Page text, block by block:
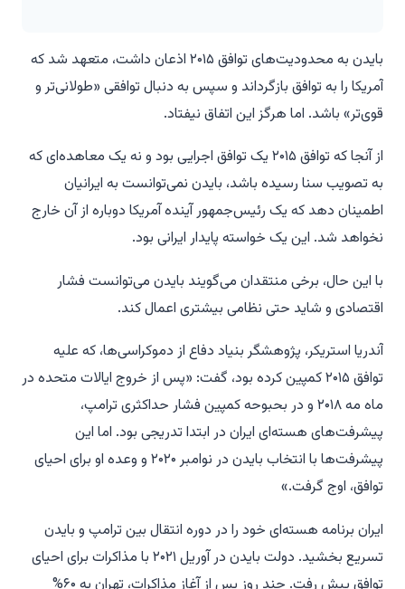
بایدن به محدودیت‌های توافق ۲۰۱۵ اذعان داشت، متعهد شد که
آمریکا را به توافق بازگرداند و سپس به دنبال توافقی «طولانی‌تر و
قوی‌تر» باشد. اما هرگز این اتفاق نیفتاد.
از آنجا که توافق ۲۰۱۵ یک توافق اجرایی بود و نه یک معاهده‌ای که
به تصویب سنا رسیده باشد، بایدن نمی‌توانست به ایرانیان
اطمینان دهد که یک رئیس‌جمهور آینده آمریکا دوباره از آن خارج
نخواهد شد. این یک خواسته پایدار ایرانی بود.
با این حال، برخی منتقدان می‌گویند بایدن می‌توانست فشار
اقتصادی و شاید حتی نظامی بیشتری اعمال کند.
آندریا استریکر، پژوهشگر بنیاد دفاع از دموکراسی‌ها، که علیه
توافق ۲۰۱۵ کمپین کرده بود، گفت: «پس از خروج ایالات متحده در
ماه مه ۲۰۱۸ و در بحبوحه کمپین فشار حداکثری ترامپ،
پیشرفت‌های هسته‌ای ایران در ابتدا تدریجی بود. اما این
پیشرفت‌ها با انتخاب بایدن در نوامبر ۲۰۲۰ و وعده او برای احیای
توافق، اوج گرفت.»
ایران برنامه هسته‌ای خود را در دوره انتقال بین ترامپ و بایدن
تسریع بخشید. دولت بایدن در آوریل ۲۰۲۱ با مذاکرات برای احیای